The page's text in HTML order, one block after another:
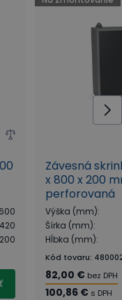
600
420
200
Závesná
x 800 x 200
perforovaná
Výška (mm):
Šírka (mm):
Hĺbka (mm):
Kód tovaru:
82,00 € bez DPH
100,86 € s DPH